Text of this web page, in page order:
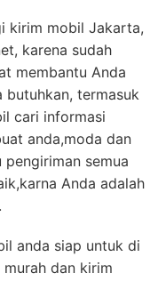
kirim mobil Jakarta,
karena sudah
membantu Anda
butuhkan, termasuk
cari informasi
anda,moda dan
semua
Anda adalah
anda siap untuk di
dan kirim